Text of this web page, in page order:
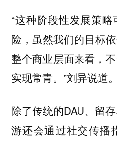
“这种阶段性发展策
险，虽然我们的目标
整个商业层面来看，
实现常青。”刘异说道。
除了传统的DAU、留
游还会通过社交传播